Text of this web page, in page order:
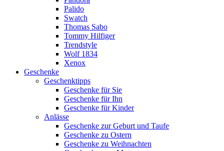
Palido
Swatch
Thomas Sabo
Tommy Hilfiger
Trendstyle
Wolf 1834
Xenox
Geschenke
Geschenktipps
Geschenke für Sie
Geschenke für Ihn
Geschenke für Kinder
Anlässe
Geschenke zur Geburt und Taufe
Geschenke zu Ostern
Geschenke zu Weihnachten